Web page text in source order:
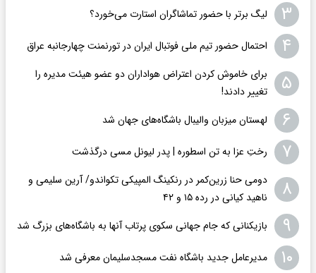
۳ لیگ برتر با حضور تماشاگران استارت می‌خورد؟
۴ احتمال حضور تیم ملی فوتبال ایران در تورنمنت چهارجانبه عراق
۵
برای خاموش کردن اعتراض هواداران دو عضو هیئت مدیره را
تغییر دادند!
۶ لهستان میزبان والیبال باشگاه‌های جهان شد
۷ رختِ عزا به تن اسطوره | پدر لیونل مسی درگذشت
۸
دومی حنا زرین‌کمر در رنکینگ المپیکی تکواندو/ آرین سلیمی و
ناهید کیانی در رده ۱۵ و ۴۲
۹ بازیکنانی که جام جهانی سکوی پرتاب آنها به باشگاه‌های بزرگ شد
۱۰ مدیرعامل جدید باشگاه نفت مسجدسلیمان معرفی شد